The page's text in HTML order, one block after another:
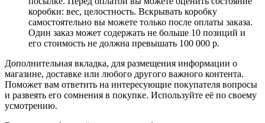
коробки: вес, целостность. Вскрывать коробку
самостоятельно вы можете только после оплаты заказа.
Один заказ может содержать не больше 10 позиций и
его стоимость не должна превышать 100 000 р.
Дополнительная вкладка, для размещения информации о
магазине, доставке или любого другого важного контента.
Поможет вам ответить на интересующие покупателя вопросы
и развеять его сомнения в покупке. Используйте её по своему
усмотрению.